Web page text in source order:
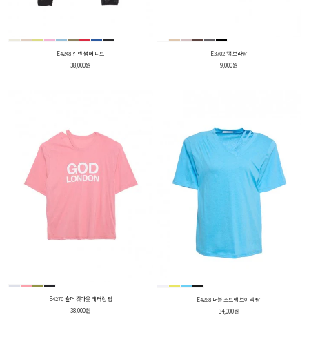
E4248 린넨 썸머 니트
38,000원
E3702 캡 브라탑
9,000원
E4270 숄더 컷아웃 레터링 탑
38,000원
E4268 더블 스트랩 브이넥 탑
34,000원